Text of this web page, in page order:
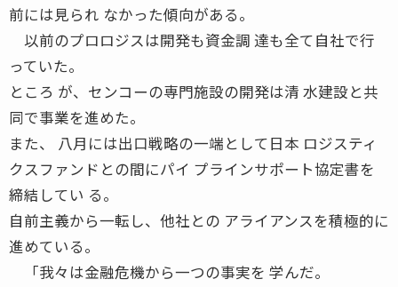
前には見られ なかった傾向がある。
以前のプロロジスは開発も資金調 達も全て自社で行
っていた。
ところ が、センコーの専門施設の開発は清 水建設と共
同で事業を進めた。
また、 八月には出口戦略の一端として日本 ロジスティ
クスファンドとの間にパイ プラインサポート協定書を
締結してい る。
自前主義から一転し、他社との アライアンスを積極的に
進めている。
「我々は金融危機から一つの事実を 学んだ。